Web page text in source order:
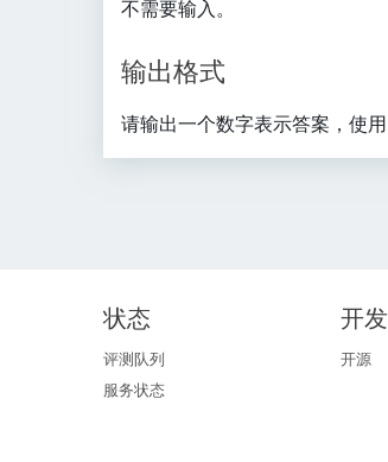
不需要输入。
输出格式
请输出一个数字表示答案，使用
状态
评测队列
服务状态
开发
开源